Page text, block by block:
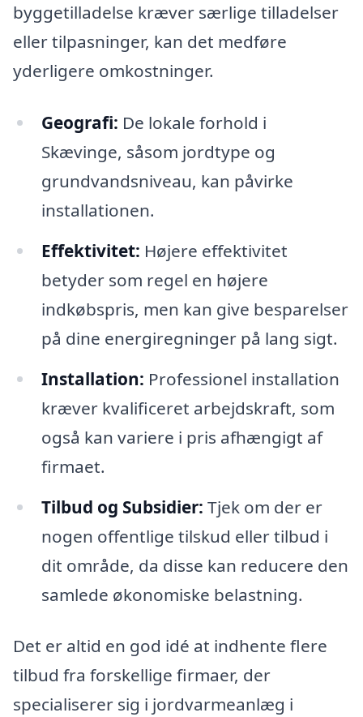
byggetilladelse kræver særlige tilladelser
eller tilpasninger, kan det medføre
yderligere omkostninger.
Geografi: De lokale forhold i
Skævinge, såsom jordtype og
grundvandsniveau, kan påvirke
installationen.
Effektivitet: Højere effektivitet
betyder som regel en højere
indkøbspris, men kan give besparelser
på dine energiregninger på lang sigt.
Installation: Professionel installation
kræver kvalificeret arbejdskraft, som
også kan variere i pris afhængigt af
firmaet.
Tilbud og Subsidier: Tjek om der er
nogen offentlige tilskud eller tilbud i
dit område, da disse kan reducere den
samlede økonomiske belastning.
Det er altid en god idé at indhente flere
tilbud fra forskellige firmaer, der
specialiserer sig i jordvarmeanlæg i